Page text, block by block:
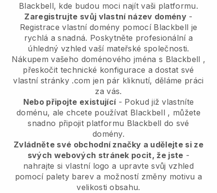
Blackbell, kde budou moci najít vaši platformu.
Zaregistrujte svůj vlastní název domény-
Registrace vlastní domény pomocí Blackbell je
rychlá a snadná. Poskytněte profesionální a
úhledný vzhled vaší mateřské společnosti.
Nákupem vašeho doménového jména s Blackbell ,
přeskočit technické konfigurace a dostat své
vlastní stránky .com jen pár kliknutí, děláme práci
za vás.
Nebo připojte existující- Pokud již vlastníte
doménu, ale chcete používat Blackbell , můžete
snadno připojit platformu Blackbell do své
domény.
Zvládněte své obchodní značky a udělejte si ze
svých webových stránek pocit, že jste -
nahrajte si vlastní logo a upravte svůj vzhled
pomocí palety barev a možností změny motivu a
velikosti obsahu.